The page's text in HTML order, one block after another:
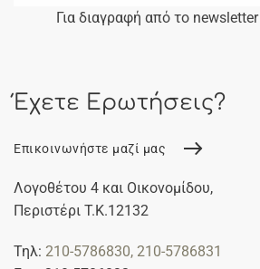
Για διαγραφή από το newsletter
Έχετε Ερωτήσεις?
Επικοινωνήστε μαζί μας
Λογοθέτου 4 και Οικονομίδου,
Περιστέρι Τ.Κ.12132
Τηλ: 210-5786830, 210-5786831